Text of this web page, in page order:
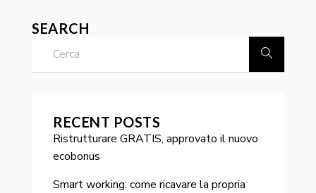
SEARCH
RECENT POSTS
Ristrutturare GRATIS, approvato il nuovo
ecobonus
Smart working: come ricavare la propria